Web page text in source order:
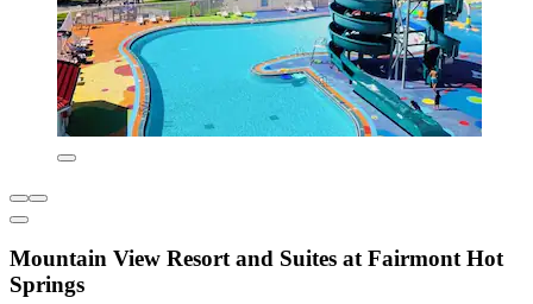
Mountain View Resort and Suites at Fairmont Hot
Springs